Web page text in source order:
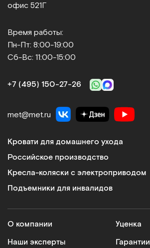
офис 521Г
Время работы:
Пн-Пт: 8:00-19:00
Сб-Вс: 11:00-15:00
+7 (495) 150‑27‑26
met@met.ru
Кровати для домашнего ухода
Российское производство
Кресла-коляски с электроприводом
Подъемники для инвалидов
О компании
Наши эксперты
Уценка
Гарантии